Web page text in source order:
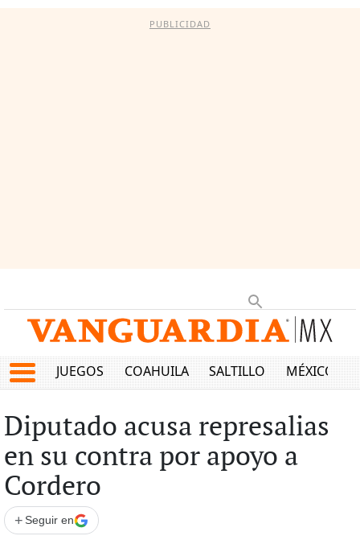
PUBLICIDAD
JUEGOS COAHUILA SALTILLO MÉXICO
Diputado acusa represalias
en su contra por apoyo a
Cordero
+ Seguir en